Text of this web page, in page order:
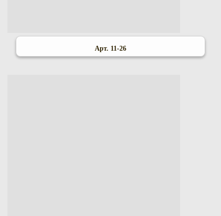
Арт. 11-26